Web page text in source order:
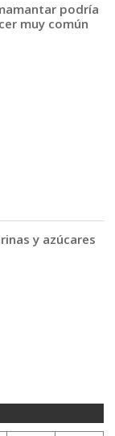
podría
muy común
y azúcares